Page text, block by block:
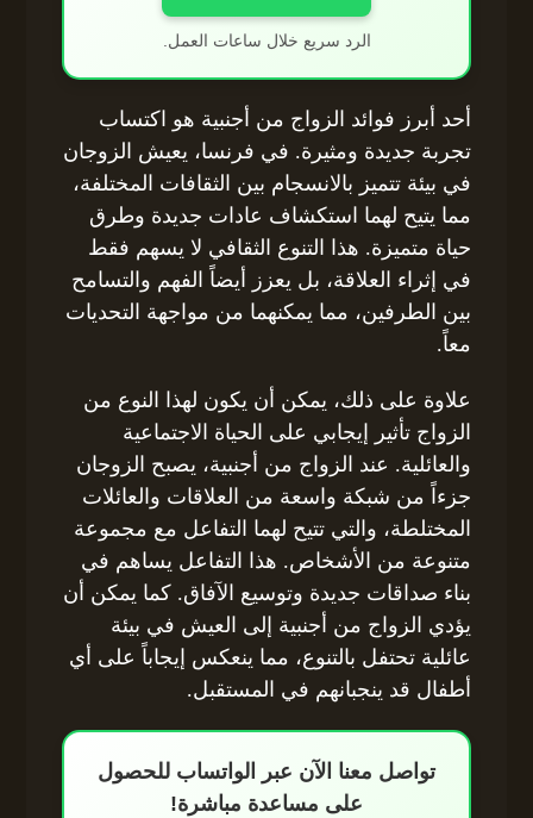
الرد سريع خلال ساعات العمل.
أحد أبرز فوائد الزواج من أجنبية هو اكتساب
تجربة جديدة ومثيرة. في فرنسا، يعيش الزوجان
في بيئة تتميز بالانسجام بين الثقافات المختلفة،
مما يتيح لهما استكشاف عادات جديدة وطرق
حياة متميزة. هذا التنوع الثقافي لا يسهم فقط
في إثراء العلاقة، بل يعزز أيضاً الفهم والتسامح
بين الطرفين، مما يمكنهما من مواجهة التحديات
معاً.
علاوة على ذلك، يمكن أن يكون لهذا النوع من
الزواج تأثير إيجابي على الحياة الاجتماعية
والعائلية. عند الزواج من أجنبية، يصبح الزوجان
جزءاً من شبكة واسعة من العلاقات والعائلات
المختلطة، والتي تتيح لهما التفاعل مع مجموعة
متنوعة من الأشخاص. هذا التفاعل يساهم في
بناء صداقات جديدة وتوسيع الآفاق. كما يمكن أن
يؤدي الزواج من أجنبية إلى العيش في بيئة
عائلية تحتفل بالتنوع، مما ينعكس إيجاباً على أي
أطفال قد ينجبانهم في المستقبل.
تواصل معنا الآن عبر الواتساب للحصول
على مساعدة مباشرة!